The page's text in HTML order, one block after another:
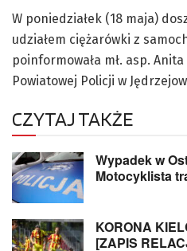
W poniedziałek (18 maja)
udziałem ciężarówki z
poinformowała mł. asp.
Powiatowej Policji w
CZYTAJ TAKŻE
Wypadek w
Motocyklista
KORONA
[ZAPIS